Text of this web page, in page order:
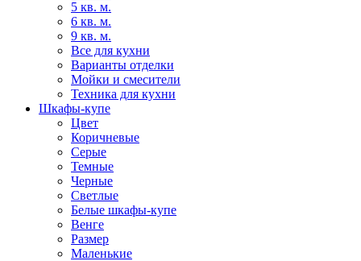
5 кв. м.
6 кв. м.
9 кв. м.
Все для кухни
Варианты отделки
Мойки и смесители
Техника для кухни
Шкафы-купе
Цвет
Коричневые
Серые
Темные
Черные
Светлые
Белые шкафы-купе
Венге
Размер
Маленькие